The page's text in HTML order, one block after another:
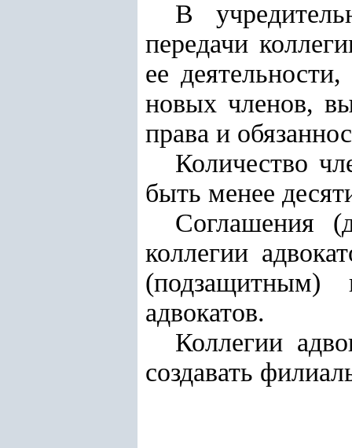
В
передачи
ее
новых членов,
права и
Количество
быть менее
Соглашения
коллегии
(подзащитным)
адвокатов.
Коллегии
создавать